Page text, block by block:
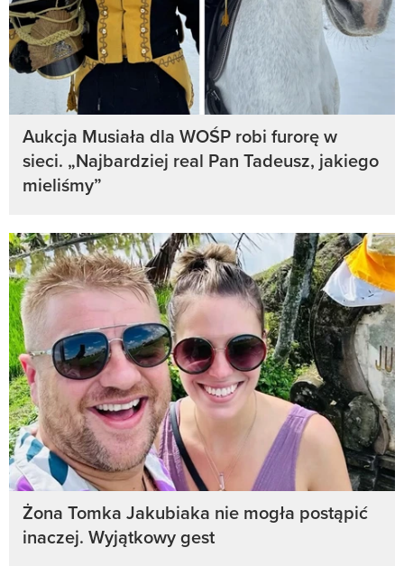
Aukcja Musiała dla WOŚP robi furorę w
sieci. „Najbardziej real Pan Tadeusz, jakiego
mieliśmy”
Żona Tomka Jakubiaka nie mogła postąpić
inaczej. Wyjątkowy gest